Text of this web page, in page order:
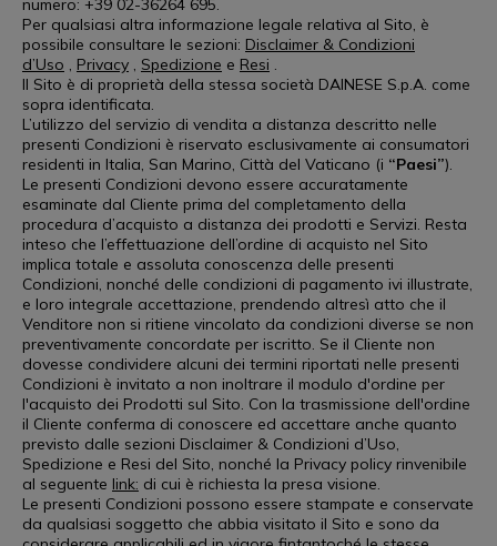
numero: +39 02-36264 695.
Per qualsiasi altra informazione legale relativa al Sito, è
possibile consultare le sezioni: Disclaimer & Condizioni
d’Uso , Privacy , Spedizione e Resi .
Il Sito è di proprietà della stessa società DAINESE S.p.A. come
sopra identificata.
L’utilizzo del servizio di vendita a distanza descritto nelle
presenti Condizioni è riservato esclusivamente ai consumatori
residenti in Italia, San Marino, Città del Vaticano (i “Paesi”).
Le presenti Condizioni devono essere accuratamente
esaminate dal Cliente prima del completamento della
procedura d’acquisto a distanza dei prodotti e Servizi. Resta
inteso che l’effettuazione dell’ordine di acquisto nel Sito
implica totale e assoluta conoscenza delle presenti
Condizioni, nonché delle condizioni di pagamento ivi illustrate,
e loro integrale accettazione, prendendo altresì atto che il
Venditore non si ritiene vincolato da condizioni diverse se non
preventivamente concordate per iscritto. Se il Cliente non
dovesse condividere alcuni dei termini riportati nelle presenti
Condizioni è invitato a non inoltrare il modulo d'ordine per
l'acquisto dei Prodotti sul Sito. Con la trasmissione dell'ordine
il Cliente conferma di conoscere ed accettare anche quanto
previsto dalle sezioni Disclaimer & Condizioni d’Uso,
Spedizione e Resi del Sito, nonché la Privacy policy rinvenibile
al seguente link: di cui è richiesta la presa visione.
Le presenti Condizioni possono essere stampate e conservate
da qualsiasi soggetto che abbia visitato il Sito e sono da